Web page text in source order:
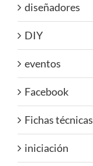
diseñadores
DIY
eventos
Facebook
Fichas técnicas
iniciación